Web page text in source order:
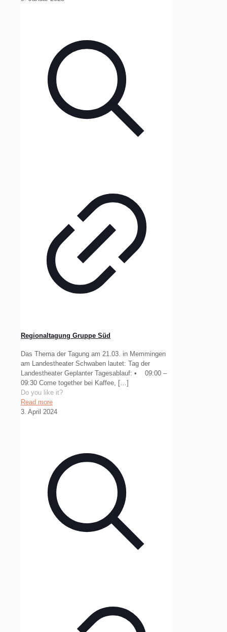
Regionaltagung Gruppe Süd
Das Thema der Tagung am 21.03. in Memmingen
am Landestheater Schwaben lautet: Tag der
Landestheater Geplanter Tagesablauf: • 09:00 –
09:30 Come together bei Kaffee, […]
Do you like it?
Read more
3. April 2024